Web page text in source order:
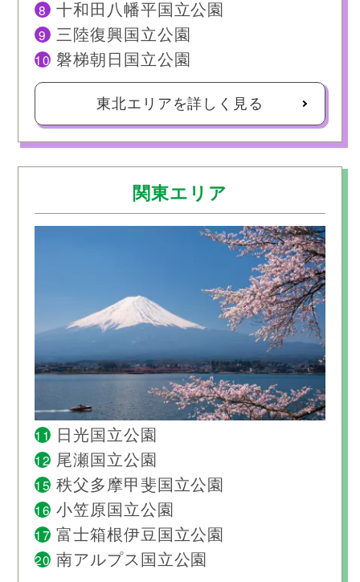
8
十和田八幡平国立公園
9
三陸復興国立公園
10 磐梯朝日国立公園
東北エリアを詳しく見る
関東エリア
11 日光国立公園
12 尾瀬国立公園
15 秩父多摩甲斐国立公園
16 小笠原国立公園
17 富士箱根伊豆国立公園
20 南アルプス国立公園